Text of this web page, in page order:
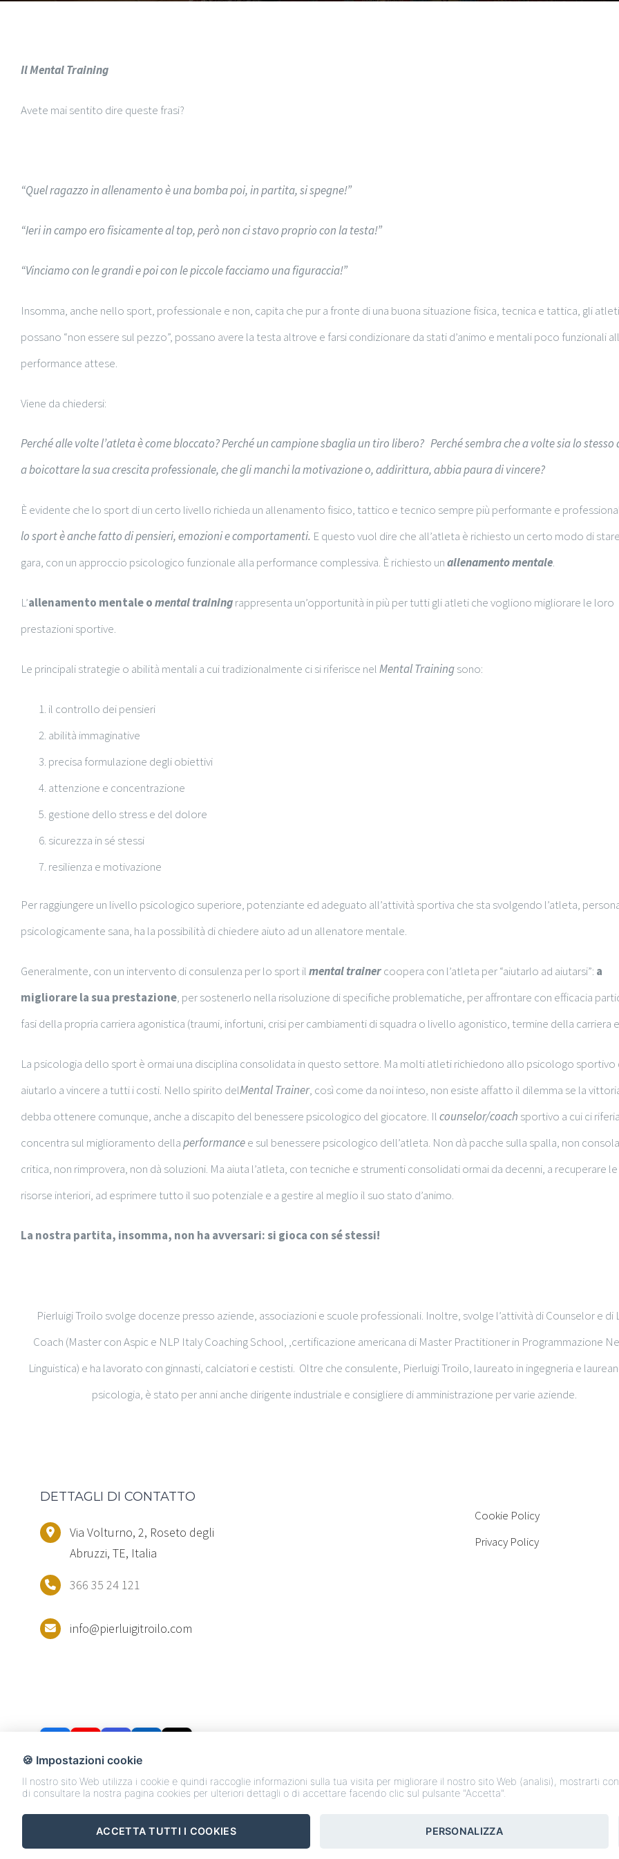
Il Mental Training
Avete mai sentito dire queste frasi?
“Quel ragazzo in allenamento è una bomba poi, in partita, si spegne!”
“Ieri in campo ero fisicamente al top, però non ci stavo proprio con la testa!”
“Vinciamo con le grandi e poi con le piccole facciamo una figuraccia!”
Insomma, anche nello sport, professionale e non, capita che pur a fronte di una buona situazione fisica, tecnica e tattica, gli atleti
possano “non essere sul pezzo”, possano avere la testa altrove e farsi condizionare da stati d’animo e mentali poco funzionali
performance attese.
Viene da chiedersi:
Perché alle volte l’atleta è come bloccato? Perché un campione sbaglia un tiro libero? Perché sembra che a volte sia lo
a boicottare la sua crescita professionale, che gli manchi la motivazione o, addirittura, abbia paura di vincere?
È evidente che lo sport di un certo livello richieda un allenamento fisico, tattico e tecnico sempre più performante e
lo sport è anche fatto di pensieri, emozioni e comportamenti. E questo vuol dire che all’atleta è richiesto un certo modo di
gara, con un approccio psicologico funzionale alla performance complessiva. È richiesto unallenamento mentale.
L’allenamento mentale omental trainingrappresenta un’opportunità in più per tutti gli atleti che vogliono migliorare le loro
prestazioni sportive.
Le principali strategie o abilità mentali a cui tradizionalmente ci si riferisce nelMental Trainingsono:
il controllo dei pensieri
abilità immaginative
precisa formulazione degli obiettivi
attenzione e concentrazione
gestione dello stress e del dolore
sicurezza in sé stessi
resilienza e motivazione
Per raggiungere un livello psicologico superiore, potenziante ed adeguato all’attività sportiva che sta svolgendo l’atleta,
psicologicamente sana, ha la possibilità di chiedere aiuto ad un allenatore mentale.
Generalmente, con un intervento di consulenza per lo sport ilmental trainercoopera con l’atleta per “aiutarlo ad aiutarsi”: a
migliorare la sua prestazione, per sostenerlo nella risoluzione di specifiche problematiche, per affrontare con efficacia
fasi della propria carriera agonistica (traumi, infortuni, crisi per cambiamenti di squadra o livello agonistico, termine della carriera
La psicologia dello sport è ormai una disciplina consolidata in questo settore. Ma molti atleti richiedono allo psicologo sportivo
aiutarlo a vincere a tutti i costi. Nello spirito delMental Trainer, così come da noi inteso, non esiste affatto il dilemma se la
debba ottenere comunque, anche a discapito del benessere psicologico del giocatore. Ilcounselor/coach sportivo a cui ci
concentra sul miglioramento dellaperformancee sul benessere psicologico dell’atleta. Non dà pacche sulla spalla, non
critica, non rimprovera, non dà soluzioni. Ma aiuta l’atleta, con tecniche e strumenti consolidati ormai da decenni, a recuperare le
risorse interiori, ad esprimere tutto il suo potenziale e a gestire al meglio il suo stato d’animo.
La nostra partita, insomma, non ha avversari: si gioca con sé stessi!
Pierluigi Troilo svolge docenze presso aziende, associazioni e scuole professionali. Inoltre, svolge l’attività di Counselor e di
Coach (Master con Aspic e NLP Italy Coaching School, ,certificazione americana di Master Practitioner in Programmazione
Linguistica) e ha lavorato con ginnasti, calciatori e cestisti. Oltre che consulente, Pierluigi Troilo, laureato in ingegneria e
psicologia, è stato per anni anche dirigente industriale e consigliere di amministrazione per varie aziende.
DETTAGLI DI CONTATTO
Via Volturno, 2, Roseto degli
Abruzzi, TE, Italia
366 35 24 121
info@pierluigitroilo.com
Cookie Policy
Privacy Policy
🍪 Impostazioni cookie
Il nostro sito Web utilizza i cookie e quindi raccoglie informazioni sulla tua visita per migliorare il nostro sito Web (analisi), mostrarti
di consultare la nostra pagina cookies per ulteriori dettagli o di accettare facendo clic sul pulsante "Accetta".
ACCETTA TUTTI I COOKIES PERSONALIZZA